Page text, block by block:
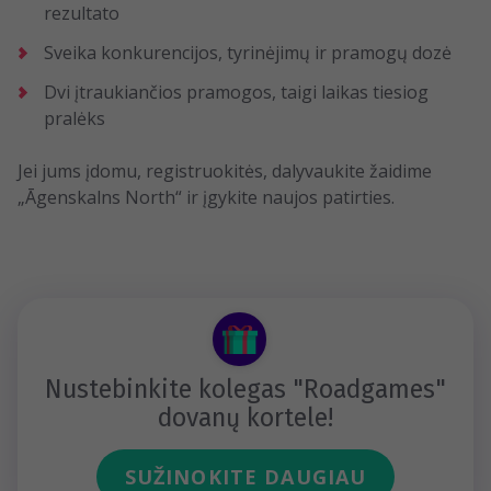
rezultato
Sveika konkurencijos, tyrinėjimų ir pramogų dozė
Dvi įtraukiančios pramogos, taigi laikas tiesiog
pralėks
Jei jums įdomu, registruokitės, dalyvaukite žaidime
„Āgenskalns North“ ir įgykite naujos patirties.
Nustebinkite kolegas "Roadgames"
dovanų kortele!
SUŽINOKITE DAUGIAU